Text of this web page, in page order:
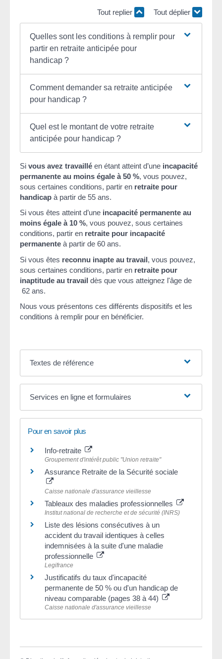
Tout replier Tout déplier
Quelles sont les conditions à remplir pour
partir en retraite anticipée pour
handicap ?
Comment demander sa retraite anticipée
pour handicap ?
Quel est le montant de votre retraite
anticipée pour handicap ?
Si vous avez travaillé en étant atteint d’une incapacité
permanente au moins égale à50 %, vous pouvez,
sous certaines conditions, partir en retraite pour
handicap à partir de 55 ans.
Si vous êtes atteint d’une incapacité permanente au
moins égale à 10 %, vous pouvez, sous certaines
conditions, partir en retraite pour incapacité
permanente à partir de 60 ans.
Si vous êtes reconnu inapte au travail, vous pouvez,
sous certaines conditions, partir en retraite pour
inaptitude au travail dès que vous atteignez l'âge de
62 ans.
Nous vous présentons ces différents dispositifs et les
conditions à remplir pour en bénéficier.
Textes de référence
Services en ligne et formulaires
Pour en savoir plus
Info-retraite
Groupement d'intérêt public "Union retraite"
Assurance Retraite de la Sécurité sociale
Caisse nationale d'assurance vieillesse
Tableaux des maladies professionnelles
Institut national de recherche et de sécurité (INRS)
Liste des lésions consécutives à un
accident du travail identiques à celles
indemnisées à la suite d'une maladie
professionnelle
Legifrance
Justificatifs du taux d'incapacité
permanente de 50 % ou d'un handicap de
niveau comparable (pages 38 à 44)
Caisse nationale d'assurance vieillesse